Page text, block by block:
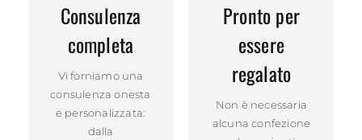
Consulenza
completa
Vi forniamo una
consulenza onesta
e personalizzata:
dalla
Pronto per
essere
regalato
Non è necessaria
alcuna confezione